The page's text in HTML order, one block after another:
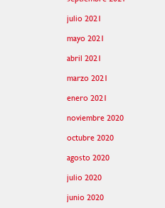
julio 2021
mayo 2021
abril 2021
marzo 2021
enero 2021
noviembre 2020
octubre 2020
agosto 2020
julio 2020
junio 2020